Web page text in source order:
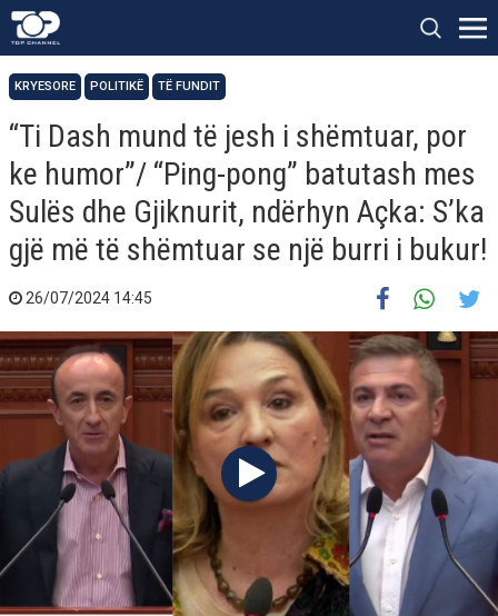
KRYESORE POLITIKË TË FUNDIT
“Ti Dash mund të jesh i shëmtuar, por
ke humor”/ “Ping-pong” batutash mes
Sulës dhe Gjiknurit, ndërhyn Açka: S’ka
gjë më të shëmtuar se një burri i bukur!
26/07/2024 14:45